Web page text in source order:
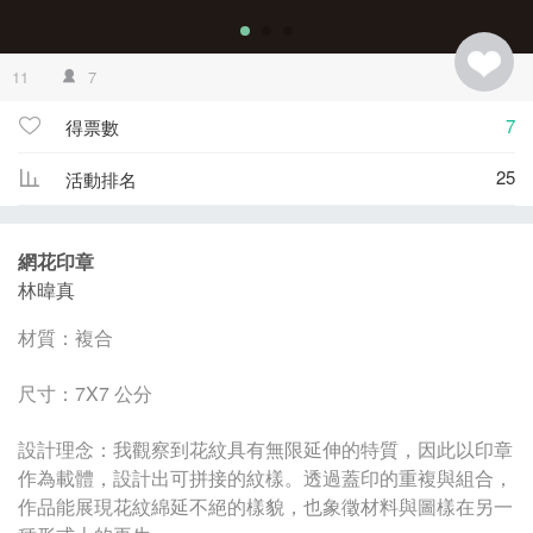
11 7
得票數 7
活動排名 25
網花印章
林暐真
材質：複合
尺寸：7X7 公分
設計理念：我觀察到花紋具有無限延伸的特質，因此以印章
作為載體，設計出可拼接的紋樣。透過蓋印的重複與組合，
作品能展現花紋綿延不絕的樣貌，也象徵材料與圖樣在另一